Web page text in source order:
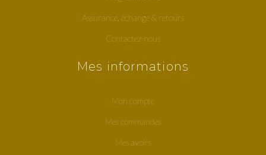
Assurance, échange & retours
Contactez-nous
Mes informations
Mon compte
Mes commandes
Mes avoirs